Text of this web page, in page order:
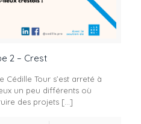
2 – Crest
Cédille Tour s’est arreté à
un peu différents où
des projets[…]